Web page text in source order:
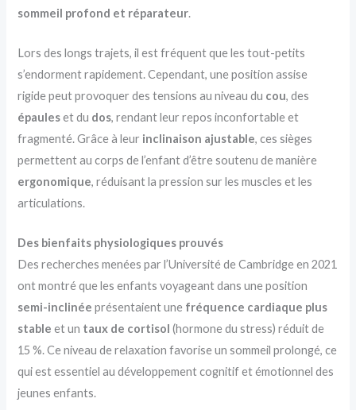
sommeil profond et réparateur.
Lors des longs trajets, il est fréquent que les tout-petits
s’endorment rapidement. Cependant, une position assise
rigide peut provoquer des tensions au niveau du cou, des
épauleset du dos, rendant leur repos inconfortable et
fragmenté. Grâce à leur inclinaison ajustable, ces sièges
permettent au corps de l’enfant d’être soutenu de manière
ergonomique, réduisant la pression sur les muscles et les
articulations.
Des bienfaits physiologiques prouvés
Des recherches menées par l’Université de Cambridge en 2021
ont montré que les enfants voyageant dans une position
semi-inclinée présentaient une fréquence cardiaque plus
stable et un taux de cortisol (hormone du stress) réduit de
15 %. Ce niveau de relaxation favorise un sommeil prolongé, ce
qui est essentiel au développement cognitif et émotionnel des
jeunes enfants.